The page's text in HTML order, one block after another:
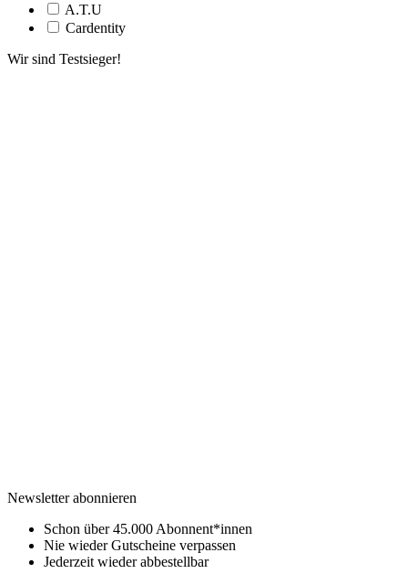
A.T.U
Cardentity
Wir sind Testsieger!
Newsletter abonnieren
Schon über 45.000 Abonnent*innen
Nie wieder Gutscheine verpassen
Jederzeit wieder abbestellbar